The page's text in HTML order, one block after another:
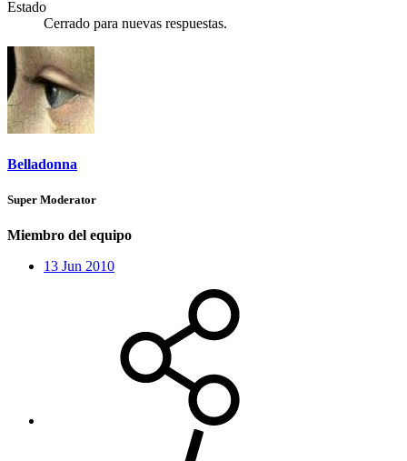
Estado
Cerrado para nuevas respuestas.
Belladonna
Super Moderator
Miembro del equipo
13 Jun 2010